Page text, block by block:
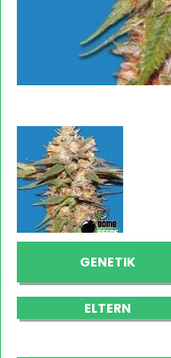
GENETIK
ELTERN